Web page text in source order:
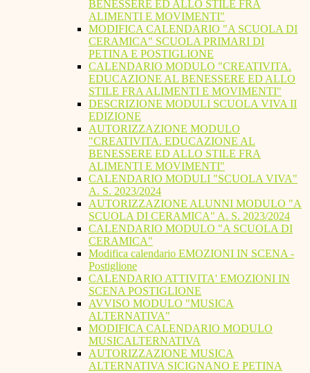
BENESSERE ED ALLO STILE FRA
ALIMENTI E MOVIMENTI"
MODIFICA CALENDARIO "A SCUOLA DI
CERAMICA" SCUOLA PRIMARI DI
PETINA E POSTIGLIONE
CALENDARIO MODULO "CREATIVITA.
EDUCAZIONE AL BENESSERE ED ALLO
STILE FRA ALIMENTI E MOVIMENTI"
DESCRIZIONE MODULI SCUOLA VIVA II
EDIZIONE
AUTORIZZAZIONE MODULO
"CREATIVITA. EDUCAZIONE AL
BENESSERE ED ALLO STILE FRA
ALIMENTI E MOVIMENTI"
CALENDARIO MODULI "SCUOLA VIVA"
A. S. 2023/2024
AUTORIZZAZIONE ALUNNI MODULO "A
SCUOLA DI CERAMICA" A. S. 2023/2024
CALENDARIO MODULO "A SCUOLA DI
CERAMICA"
Modifica calendario EMOZIONI IN SCENA -
Postiglione
CALENDARIO ATTIVITA' EMOZIONI IN
SCENA POSTIGLIONE
AVVISO MODULO "MUSICA
ALTERNATIVA"
MODIFICA CALENDARIO MODULO
MUSICALTERNATIVA
AUTORIZZAZIONE MUSICA
ALTERNATIVA SICIGNANO E PETINA